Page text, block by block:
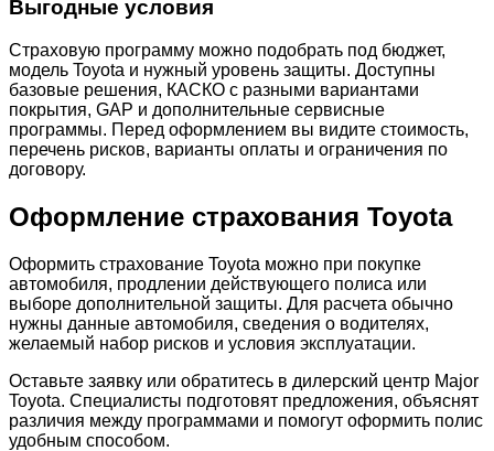
Выгодные условия
Страховую программу можно подобрать под бюджет,
модель Toyota и нужный уровень защиты. Доступны
базовые решения, КАСКО с разными вариантами
покрытия, GAP и дополнительные сервисные
программы. Перед оформлением вы видите стоимость,
перечень рисков, варианты оплаты и ограничения по
договору.
Оформление страхования Toyota
Оформить страхование Toyota можно при покупке
автомобиля, продлении действующего полиса или
выборе дополнительной защиты. Для расчета обычно
нужны данные автомобиля, сведения о водителях,
желаемый набор рисков и условия эксплуатации.
Оставьте заявку или обратитесь в дилерский центр Major
Toyota. Специалисты подготовят предложения, объяснят
различия между программами и помогут оформить полис
удобным способом.